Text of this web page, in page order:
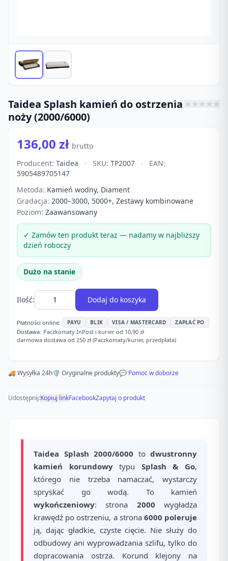
Taidea Splash kamień do ostrzenia
noży (2000/6000)
★★★★★
136,00 zł brutto
Producent: Taidea · SKU: TP2007 ·
EAN:
5905489705147
Metoda: Kamień wodny, Diament
Gradacja: 2000–3000, 5000+, Zestawy kombinowane
Poziom: Zaawansowany
✓ Zamów ten produkt teraz — nadamy w najbliższy
dzień roboczy
Dużo na stanie
Ilość: Dodaj do koszyka
Płatności online: PAYU BLIK VISA / MASTERCARD ZAPŁAĆ PO
Dostawa: Paczkomaty InPost i kurier od 10,90 zł·
darmowa dostawa od 250 zł (Paczkomaty/kurier, przedpłata)
🚚 Wysyłka 24h🛡️ Oryginalne produkty💬 Pomoc w doborze
Udostępnij:Kopiuj linkFacebookZapytaj o produkt
Taidea Splash 2000/6000 to dwustronny
kamień korundowytypu Splash & Go,
którego nie trzeba namaczać, wystarczy
spryskać go wodą. To kamień
wykończeniowy: strona 2000 wygładza
krawędź po ostrzeniu, a strona 6000 poleruje
ją, dając gładkie, czyste cięcie. Nie służy do
odbudowy ani wyprowadzania szlifu, tylko do
dopracowania ostrza. Korund klejony na